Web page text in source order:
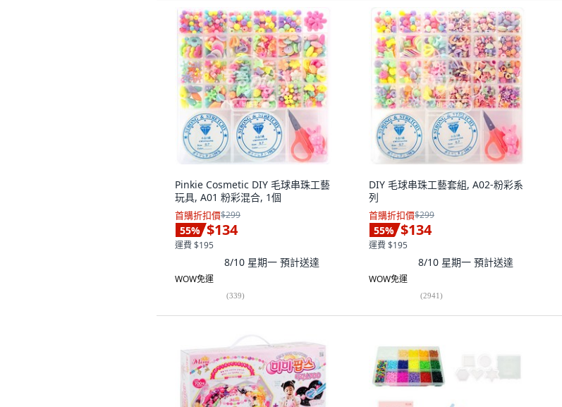
Pinkie Cosmetic DIY 毛球串珠工藝
玩具, A01 粉彩混合, 1個
首購折扣價$299
55% $134
運費 $195
8/10 星期一 預計送達
WOW免運
(339)
DIY 毛球串珠工藝套組, A02-粉彩系
列
首購折扣價$299
55% $134
運費 $195
8/10 星期一 預計送達
WOW免運
(2941)